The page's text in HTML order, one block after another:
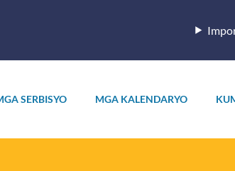
SERBISYO MGA KALENDARYO